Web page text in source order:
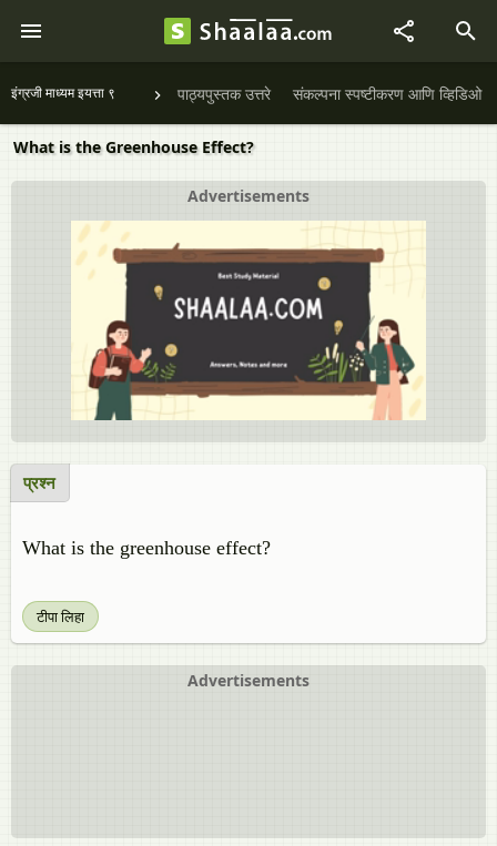
इंग्रजी माध्यम इयत्ता ९ पाठ्यपुस्तक उत्तरे संकल्पना स्पष्टीकरण आणि व्हिडिओ
What is the Greenhouse Effect?
Advertisements
प्रश्न
What is the greenhouse effect?
टीपा लिहा
Advertisements